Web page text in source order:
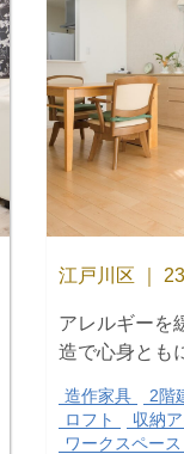
江戸川区 ｜
アレルギーを
造で心身とも
造作家具 2階
ロフト
収納
ワークスペース